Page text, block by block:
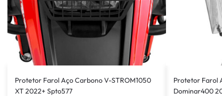
Protetor Farol Aço Carbono V-STROM1050
XT 2022+ Spto577
Protetor Farol
Dominar400